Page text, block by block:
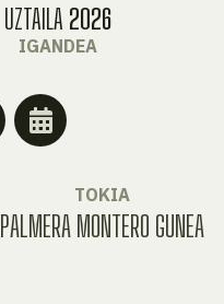
UZTAILA 2026
IGANDEA
TOKIA
PALMERA MONTERO GUNEA